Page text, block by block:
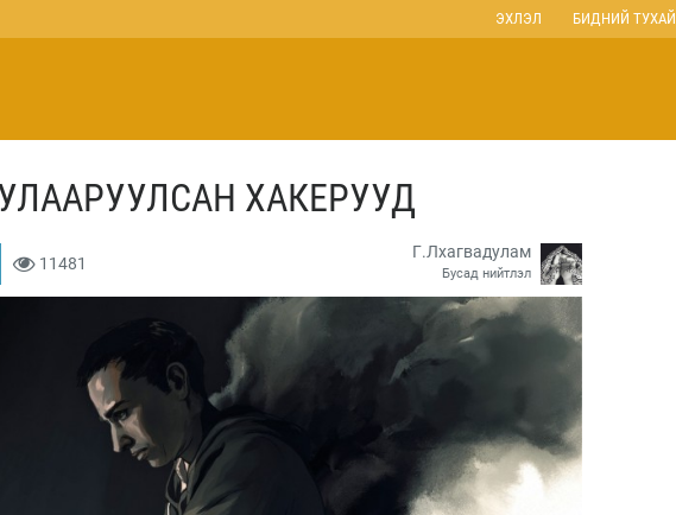
ЭХЛЭЛ БИДНИЙ ТУХАЙ
ХАКЕРУУД
11481
Г.Лхагвадулам
Бусад нийтлэл